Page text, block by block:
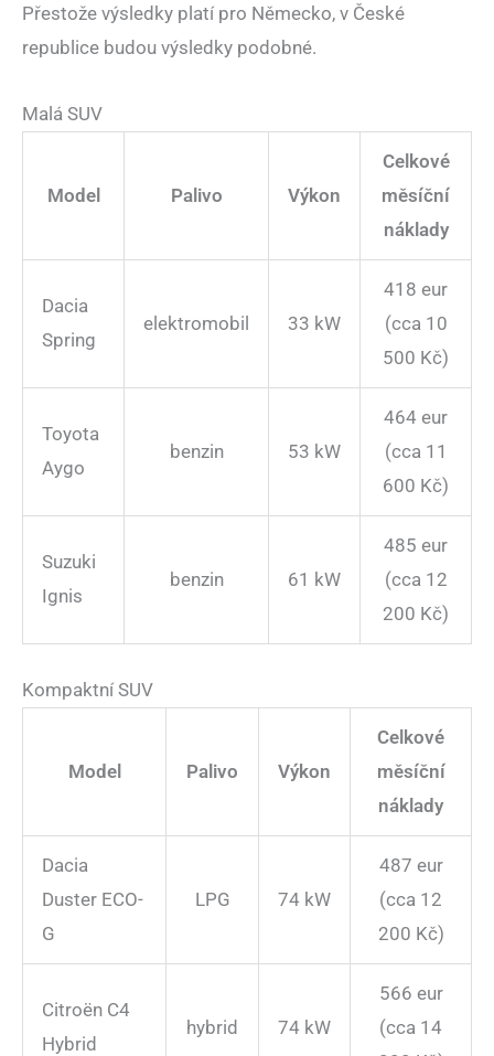
Přestože výsledky platí pro Německo, v České
republice budou výsledky podobné.
Malá SUV
Model Palivo Výkon
Celkové
měsíční
náklady
Dacia
Spring
elektromobil 33 kW
418 eur
(cca 10
500 Kč)
Toyota
Aygo
benzin 53 kW
464 eur
(cca 11
600 Kč)
Suzuki
Ignis
benzin 61 kW
485 eur
(cca 12
200 Kč)
Kompaktní SUV
Model Palivo Výkon
Celkové
měsíční
náklady
Dacia
Duster ECO-
G
LPG 74 kW
487 eur
(cca 12
200 Kč)
Citroën C4
Hybrid
hybrid 74 kW
566 eur
(cca 14